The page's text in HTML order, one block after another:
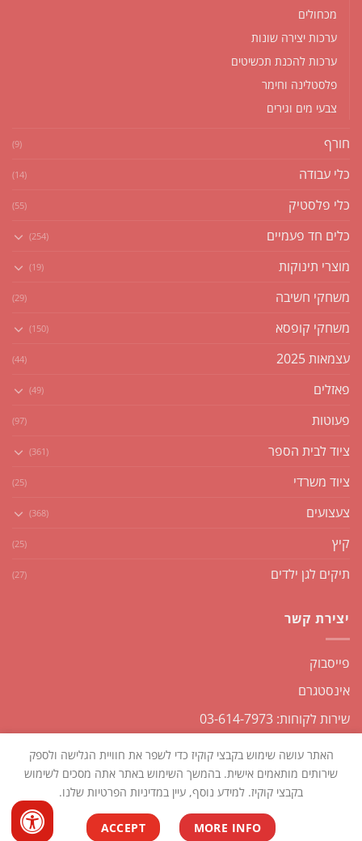
מכחולים
ערכות יצירה שונות
ערכות להכנת תכשיטים
פלסטלינה וחימר
צבעי מים וגירים
חורף (9)
כלי עבודה (14)
כלי פלסטיק (55)
כלים חד פעמיים (254)
מוצרי תינוקות (19)
משחקי חשיבה (29)
משחקי קופסא (150)
עצמאות 2025 (44)
פאזלים (49)
פעוטות (97)
ציוד לבית הספר (361)
ציוד משרדי (25)
צעצועים (368)
קיץ (25)
תיקים לגן ילדים (27)
יצירת קשר
פייסבוק
אינסטגרם
שירות לקוחות: 03-614-7973
כל הזכויות שמורות2026 © שקליקו| נבנה ומנוהל על ידי
WEmanage -
ניהול אתרים
האתר עושה שימוש בקבצי קוקיז כדי לשפר את חוויית הגלישה ולספק
שירותים מותאמים אישית. בהמשך השימוש באתר אתה מסכים לשימוש
בקבצי קוקיז. למידע נוסף, עיין במדיניות הפרטיות שלנו.
MORE INFO
ACCEPT